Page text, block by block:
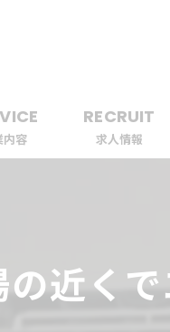
内容
RECRUIT
求人情報
近く